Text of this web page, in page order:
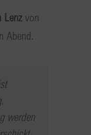
Lenz von
Abend.
werden